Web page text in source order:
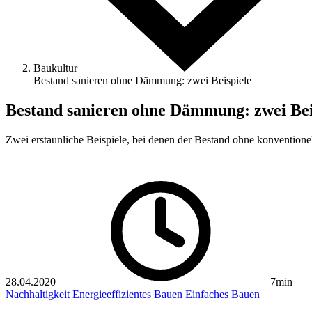
Baukultur
Bestand sanieren ohne Dämmung: zwei Beispiele
Bestand sanieren ohne Dämmung: zwei
Zwei erstaunliche Beispiele, bei denen der Bestand ohne
28.04.2020
7min
Nachhaltigkeit Energieeffizientes Bauen Einfaches Bauen